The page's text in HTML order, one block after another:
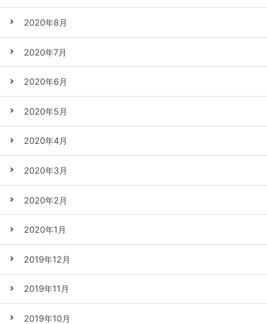
2020年8月
2020年7月
2020年6月
2020年5月
2020年4月
2020年3月
2020年2月
2020年1月
2019年12月
2019年11月
2019年10月